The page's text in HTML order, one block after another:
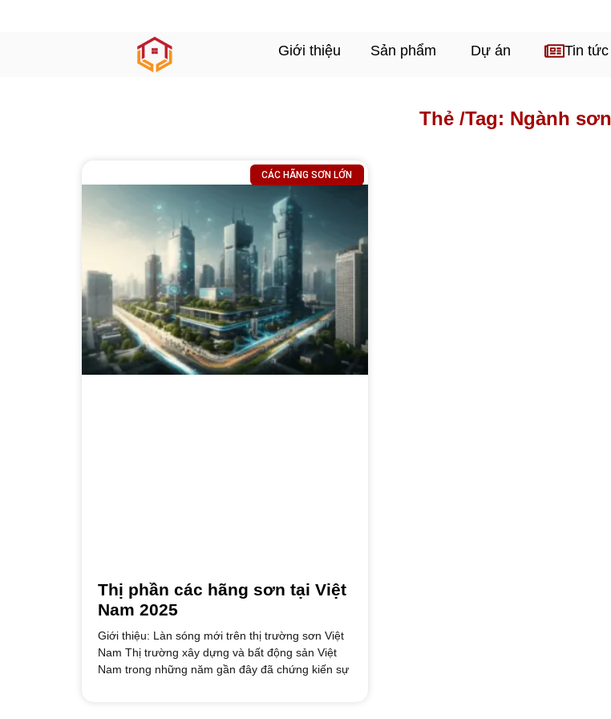
Giới thiệu Sản phẩm Dự án Tin tức
Thẻ /Tag: Ngành
CÁC HÃNG SƠN LỚN
Thị phần các hãng sơn tại Việt
Nam 2025
Giới thiệu: Làn sóng mới trên thị trường sơn Việt
Nam Thị trường xây dựng và bất động sản Việt
Nam trong những năm gần đây đã chứng kiến sự